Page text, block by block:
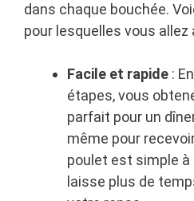
dans chaque bouchée.
pour lesquelles vous
Facile et rapide :
étapes, vous
parfait pour un
même pour
poulet est simple à
laisse plus de